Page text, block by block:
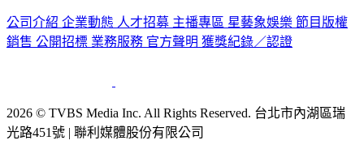
公司介紹 企業動態 人才招募 主播專區 星藝象娛樂 節目版權
銷售 公開招標 業務服務 官方聲明 獲獎紀錄／認證
2026 © TVBS Media Inc. All Rights Reserved. 台北市內湖區瑞
光路451號 | 聯利媒體股份有限公司